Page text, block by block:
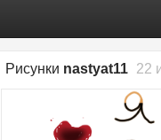
Рисунки nastyat11 22